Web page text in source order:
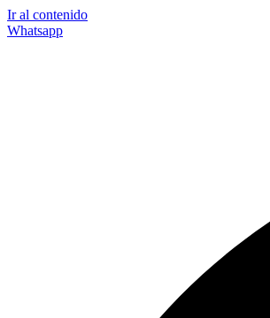
Ir al contenido
Whatsapp